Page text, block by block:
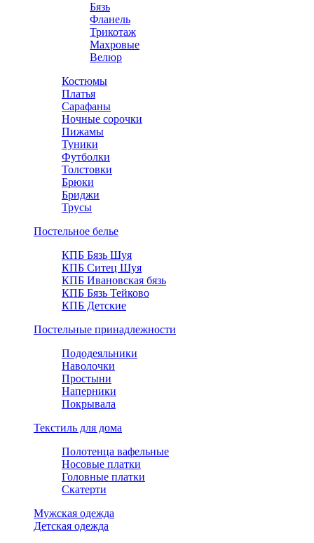
Бязь
Фланель
Трикотаж
Махровые
Велюр
Костюмы
Платья
Сарафаны
Ночные сорочки
Пижамы
Туники
Футболки
Толстовки
Брюки
Бриджи
Трусы
Постельное белье
КПБ Бязь Шуя
КПБ Ситец Шуя
КПБ Ивановская бязь
КПБ Бязь Тейково
КПБ Детские
Постельные принадлежности
Пододеяльники
Наволочки
Простыни
Наперники
Покрывала
Текстиль для дома
Полотенца вафельные
Носовые платки
Головные платки
Скатерти
Мужская одежда
Детская одежда